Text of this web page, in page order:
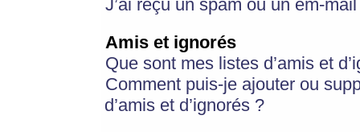
J’ai reçu un spam ou un em-
Amis et ignorés
Que sont mes listes d’amis et
Comment puis-je ajouter ou
d’amis et d’ignorés ?